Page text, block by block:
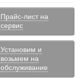
Прайс-лист на
сервис
Установим и
возьмем на
обслуживание